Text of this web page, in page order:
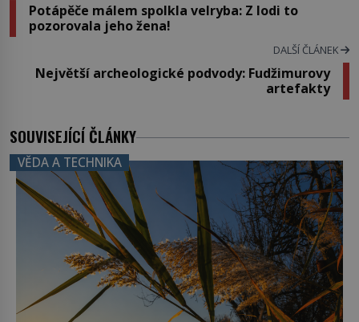
Potápěče málem spolkla velryba: Z lodi to
pozorovala jeho žena!
DALŠÍ ČLÁNEK
Největší archeologické podvody: Fudžimurovy
artefakty
SOUVISEJÍCÍ ČLÁNKY
VĚDA A TECHNIKA